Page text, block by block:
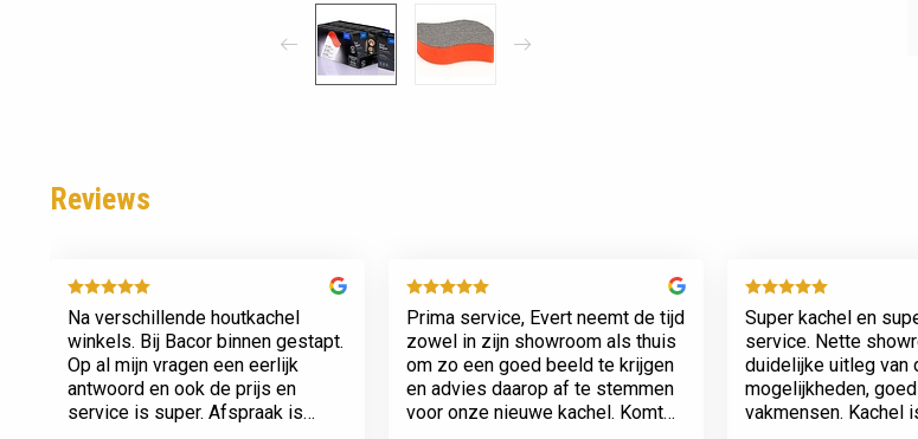
Reviews
Na verschillende houtkachel
winkels. Bij Bacor binnen gestapt.
Op al mijn vragen een eerlijk
antwoord en ook de prijs en
service is super. Afspraak is
Prima service, Evert neemt de tijd
zowel in zijn showroom als thuis
om zo een goed beeld te krijgen
en advies daarop af te stemmen
voor onze nieuwe kachel. Komt
Super kachel en
service. Nette
duidelijke uitleg van
mogelijkheden,
vakmensen. Kachel